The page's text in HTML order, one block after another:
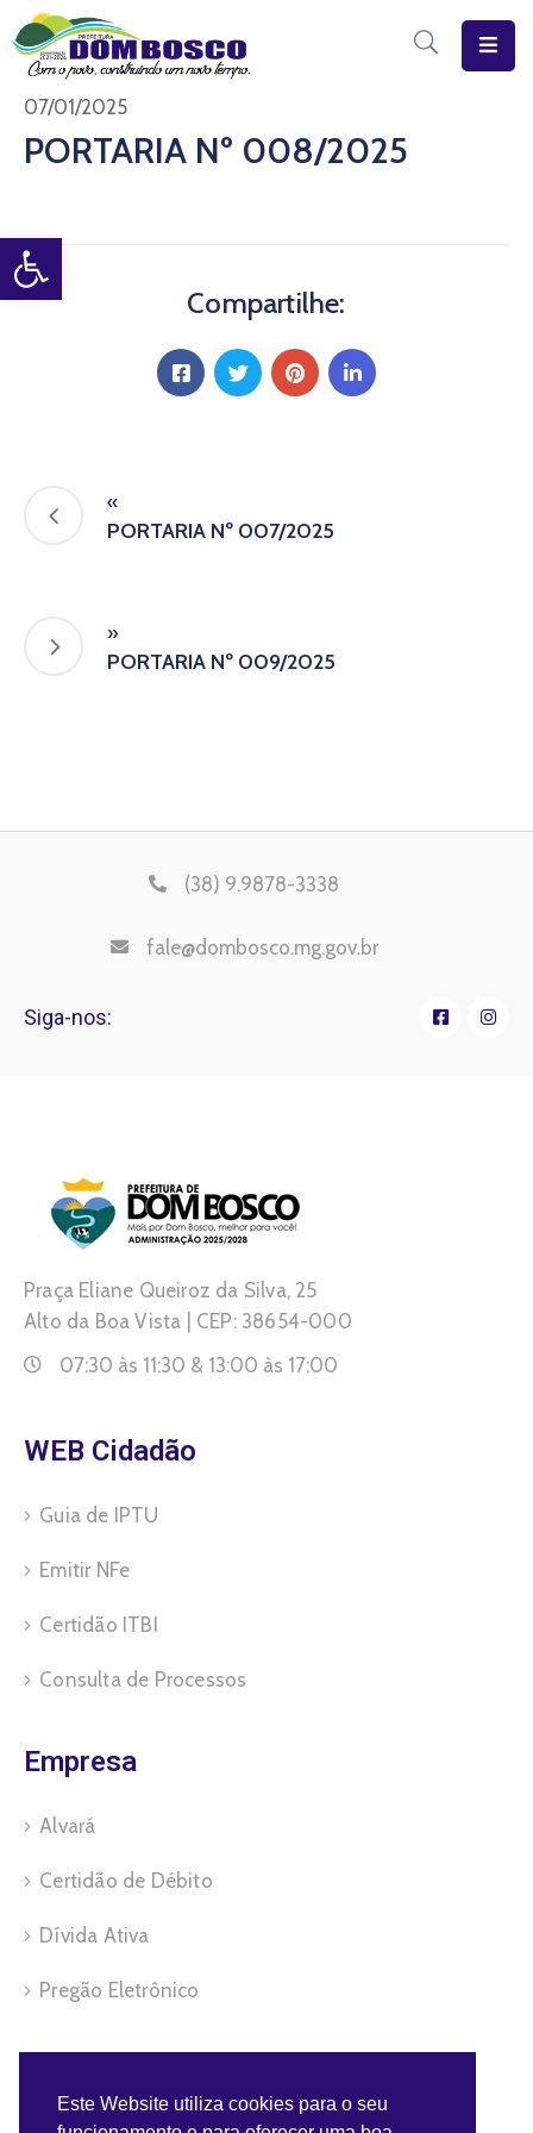
Open toolbar
Início
O
Estrutura
Diário
07/01/2025
PORTARIA Nº 008/2025
Compartilhe:
«
PORTARIA Nº 007/2025
»
PORTARIA Nº 009/2025
(38) 9.9878-3338
fale@dombosco.mg.gov.br
Siga-nos:
Praça Eliane Queiroz da Silva, 25
Alto da Boa Vista | CEP: 38654-000
07:30 às 11:30 & 13:00 às 17:00
WEB Cidadão
Guia de IPTU
Emitir NFe
Certidão ITBI
Consulta de Processos
Empresa
Alvará
Certidão de Débito
Dívida Ativa
Pregão Eletrônico
Este Website utiliza cookies para o seu